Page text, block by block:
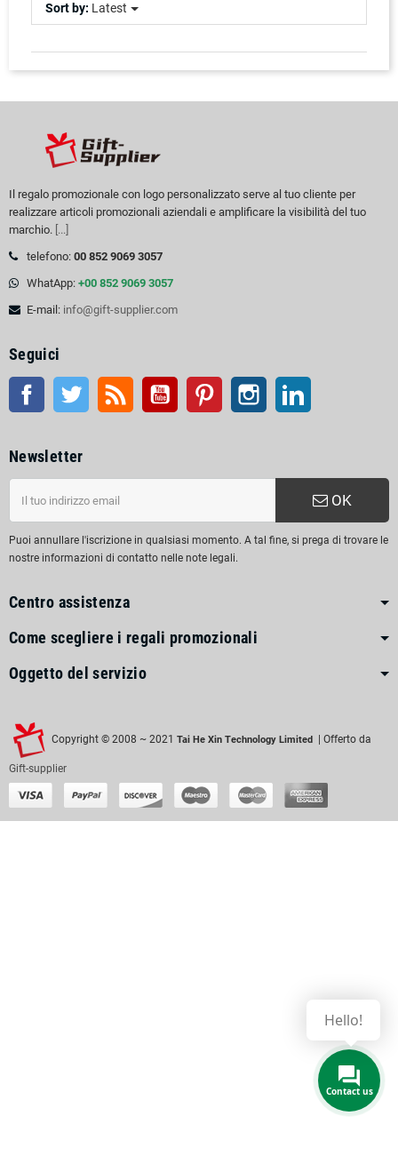
Sort by: Latest
Il regalo promozionale con logo personalizzato serve al tuo cliente per
realizzare articoli promozionali aziendali e amplificare la visibilità del tuo
marchio. [...]
telefono: 00 852 9069 3057
WhatApp: +00 852 9069 3057
E-mail: info@gift-supplier.com
Seguici
Facebook Twitter RSS Youtube Pinterest Instagram
Newsletter
OK
Puoi annullare l'iscrizione in qualsiasi momento. A tal fine, si prega di trovare le
nostre informazioni di contatto nelle note legali.
Centro assistenza
Come scegliere i regali promozionali
Oggetto del servizio
Copyright © 2008 ~ 2021 Tai He Xin Technology Limited | Offerto da
Gift-supplier
Contact us
Hello!